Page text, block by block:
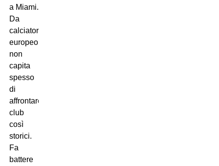
a Miami.
Da
calciatore
europeo,
non
capita
spesso
di
affrontare
club
così
storici.
Fa
battere